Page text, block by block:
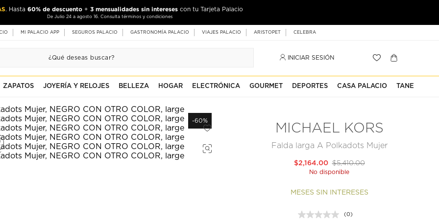
. Hasta 60% de descuento + 3 mensualidades sin intereses con tu Tarjeta Palacio
De Julio 24 a agosto 16. Consulta términos y condiciones
MI PALACIO APP SEGUROS PALACIO GASTRONOMÍA PALACIO VIAJES PALACIO ARISTOPET CELEBRA
INICIAR SESIÓN
ZAPATOS JOYERÍA Y RELOJES BELLEZA HOGAR ELECTRÓNICA GOURMET DEPORTES CASA PALACIO TANE
-60%
MICHAEL KORS
Falda larga A Polkadots Mujer
$5,410.00
$2,164.00
No disponible
MESES SIN INTERESES
(0)